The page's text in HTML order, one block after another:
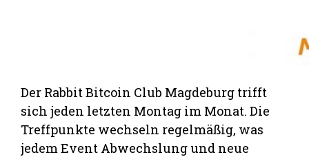
Der Rabbit Bitcoin Club Magdeburg trifft
sich jeden letzten Montag im Monat. Die
Treffpunkte wechseln regelmäßig, was
jedem Event Abwechslung und neue